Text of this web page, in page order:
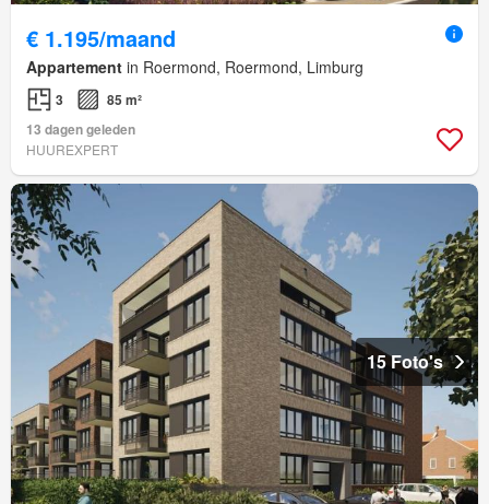
€ 1.195/maand
Appartement in Roermond, Roermond, Limburg
3
85 m²
13 dagen geleden
HUUREXPERT
15 Foto's